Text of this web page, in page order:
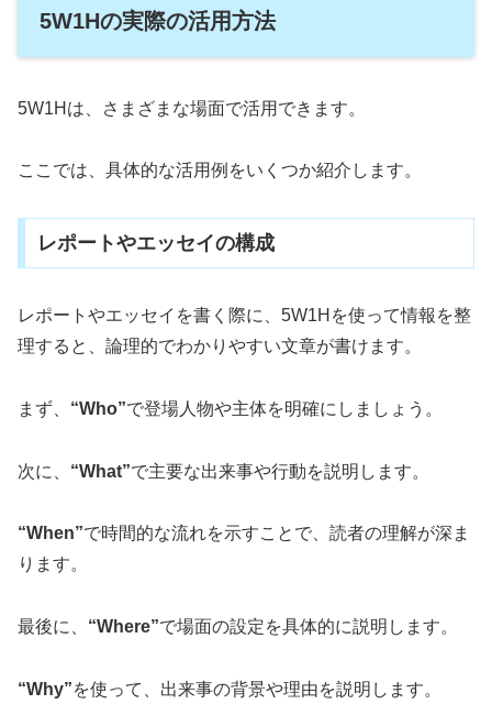
5W1Hの実際の活用方法
5W1Hは、さまざまな場面で活用できます。
ここでは、具体的な活用例をいくつか紹介します。
レポートやエッセイの構成
レポートやエッセイを書く際に、5W1Hを使って情報を整
理すると、論理的でわかりやすい文章が書けます。
まず、 “Who”で登場人物や主体を明確にしましょう。
次に、 “What”で主要な出来事や行動を説明します。
“When”で時間的な流れを示すことで、読者の理解が深ま
ります。
最後に、 “Where”で場面の設定を具体的に説明します。
“Why”を使って、出来事の背景や理由を説明します。